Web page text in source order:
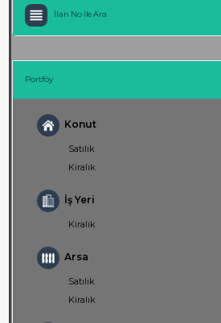
İlan No İle Ara
Portföy
Konut
Satılık
Kiralık
İş Yeri
Kiralık
Arsa
Satılık
Kiralık